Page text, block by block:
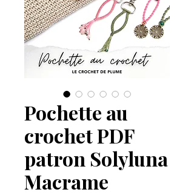
Pochette au
crochet PDF
patron Solyluna
Macrame